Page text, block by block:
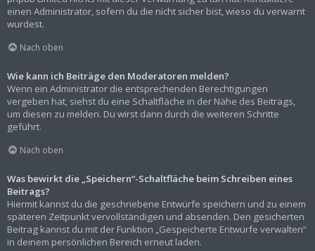
einen Administrator, sofern du die nicht sicher bist, wieso du verwarnt
wurdest.
Nach oben
Wie kann ich Beiträge den Moderatoren melden?
Wenn ein Administrator die entsprechenden Berechtigungen
vergeben hat, siehst du eine Schaltfläche in der Nähe des Beitrags,
um diesen zu melden. Du wirst dann durch die weiteren Schritte
geführt.
Nach oben
Was bewirkt die „Speichern“-Schaltfläche beim Schreiben eines
Beitrags?
Hiermit kannst du die geschriebene Entwürfe speichern und zu einem
späteren Zeitpunkt vervollständigen und absenden. Den gesicherten
Beitrag kannst du mit der Funktion „Gespeicherte Entwürfe verwalten“
in deinem persönlichen Bereich erneut laden.